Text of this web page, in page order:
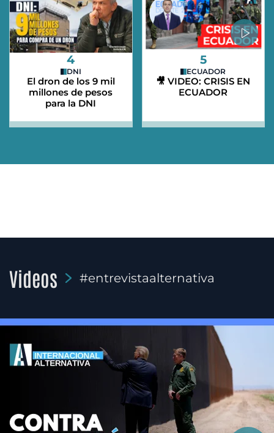
4
DNI
El dron de los 9 mil
millones de pesos
para la DNI
5
ECUADOR
🎥 VIDEO: CRISIS EN
ECUADOR
Videos #entrevistaalternativa